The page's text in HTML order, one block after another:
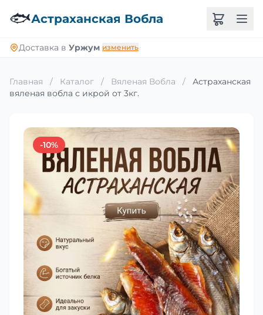
🐟Астраханская Вобла
Доставка в Уржум изменить
Главная / Каталог / Вяленая Вобла /
Астраханская
вяленая вобла с икрой от 3кг.
-10%